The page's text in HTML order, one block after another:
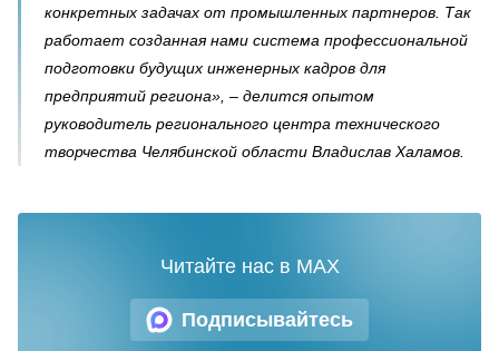
конкретных задачах от промышленных партнеров. Так
работает созданная нами система профессиональной
подготовки будущих инженерных кадров для
предприятий региона», – делится опытом
руководитель регионального центра технического
творчества Челябинской области Владислав Халамов.
Подписывайтесь
Читайте нас в MAX